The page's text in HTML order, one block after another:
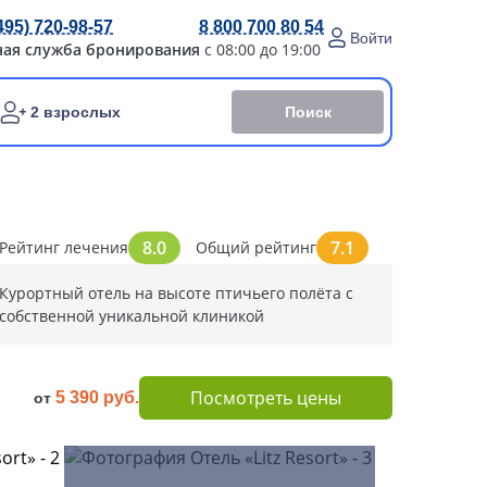
720-98-57 8 800 700 80 54
служба бронирования с 08:00 до 19:00
Войти
2 взрослых Поиск
Рейтинг лечения 8.0 Общий рейтинг 7.1
Курортный отель на высоте птичьего полёта с
собственной уникальной клиникой
от 5 390 руб. Посмотреть цены